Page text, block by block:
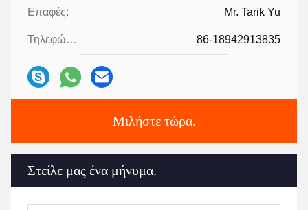
Επαφές: Mr. Tarik Yu
Τηλεφώνημα: 86-18942913835
Μιλήστε τώρα.
Στείλε μας ένα μήνυμα.